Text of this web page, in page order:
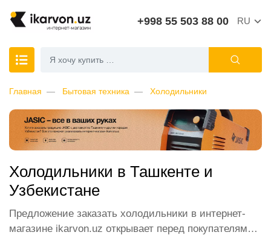
+998 55 503 88 00 RU
Главная Бытовая техника Холодильники
Холодильники в Ташкенте и
Узбекистане
Предложение заказать холодильники в интернет-
магазине ikarvon.uz открывает перед покупателями